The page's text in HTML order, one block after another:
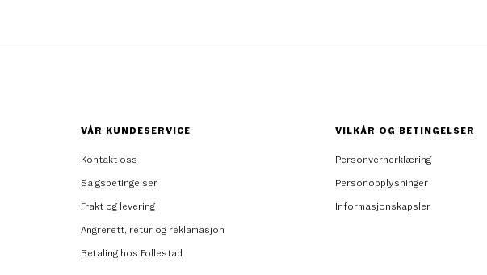
VÅR KUNDESERVICE
Kontakt oss
Salgsbetingelser
Frakt og levering
Angrerett, retur og reklamasjon
Betaling hos Follestad
VILKÅR OG BETINGELSER
Personvernerklæring
Personopplysninger
Informasjonskapsler